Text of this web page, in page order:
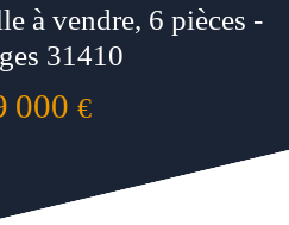
à vendre, 6 pièces -
31410
000 €